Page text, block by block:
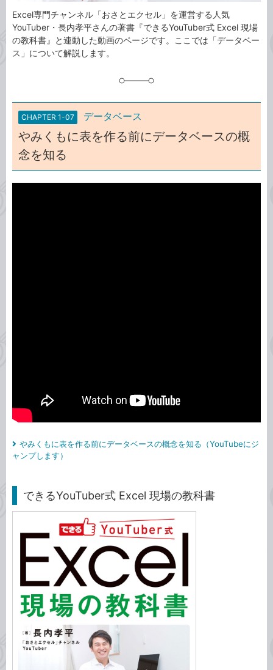
Excel専門チャンネル「おさとエクセル」を運営する人気
YouTuber・長内孝平さんの著書『できるYouTuber式 Excel 現場
の教科書』と連動した動画のページです。ここでは「データベー
ス」について解説します。
CHAPTER 1-07 データベース
やみくもに表を作る前にデータベースの概
念を知る
やみくもに表を作る前にデータベースの概念を知る（YouTubeにジ
ャンプします）
できるYouTuber式 Excel 現場の教科書